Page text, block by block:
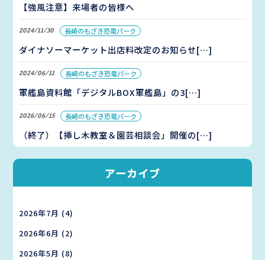
【強風注意】来場者の皆様へ
2024/11/30 長崎のもざき恐竜パーク
ダイナソーマーケット出店料改定のお知らせ[…]
2024/06/11 長崎のもざき恐竜パーク
軍艦島資料館「デジタルBOX軍艦島」の3[…]
2026/06/15 長崎のもざき恐竜パーク
（終了）【挿し木教室＆園芸相談会」開催の[…]
アーカイブ
2026年7月 (4)
2026年6月 (2)
2026年5月 (8)